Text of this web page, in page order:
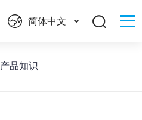
简体中文
产品知识